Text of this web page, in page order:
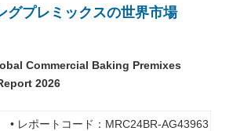
グプレミックスの世界市場
Commercial Baking Premixes
2026
• レポートコード：MRC24BR-AG43963